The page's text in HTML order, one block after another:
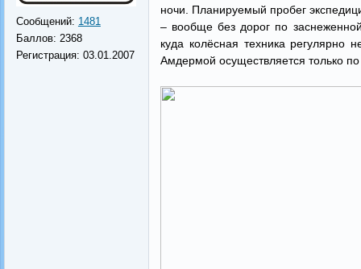
Сообщений: 1481
Баллов: 2368
Регистрация: 03.01.2007
ночи. Планируемый пробег
– вообще без дорог по
куда колёсная техника
Амдермой осуществляется только